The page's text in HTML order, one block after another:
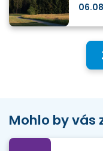
Mohlo by vás